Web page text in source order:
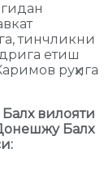
тинчликни
етиш
руҳига
вилояти
Балх